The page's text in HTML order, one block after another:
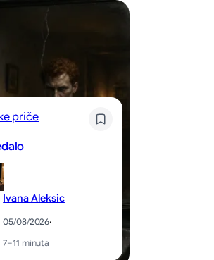
priče
Ivana Aleksic
05/08/2026·
7–11 minuta